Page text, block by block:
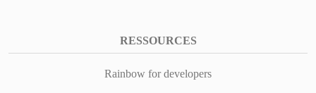
RESSOURCES
Rainbow for developers